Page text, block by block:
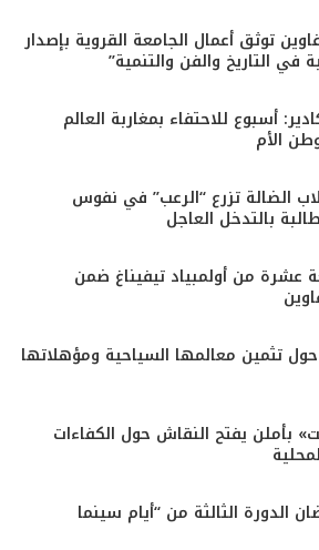
ت
ر
ي
و
ب
ت
ق
ر
م
o
k
ا
ب
توثق أعمال الجامعة القروية بإصدار
في التاريخ والفن والتنمية”
أسبوع للاحتفاء بمغاربة العالم
الأم
الضالة تزرع “الرعب” في نفوس
بالتدخل العاجل
عشرة من أولمبياد تيفيناغ ضمن
تثمين معالمها السياحية ومؤهلاتها
بأملن يفتح النقاش حول الكفاءات
الدورة الثالثة من “أيام سينما